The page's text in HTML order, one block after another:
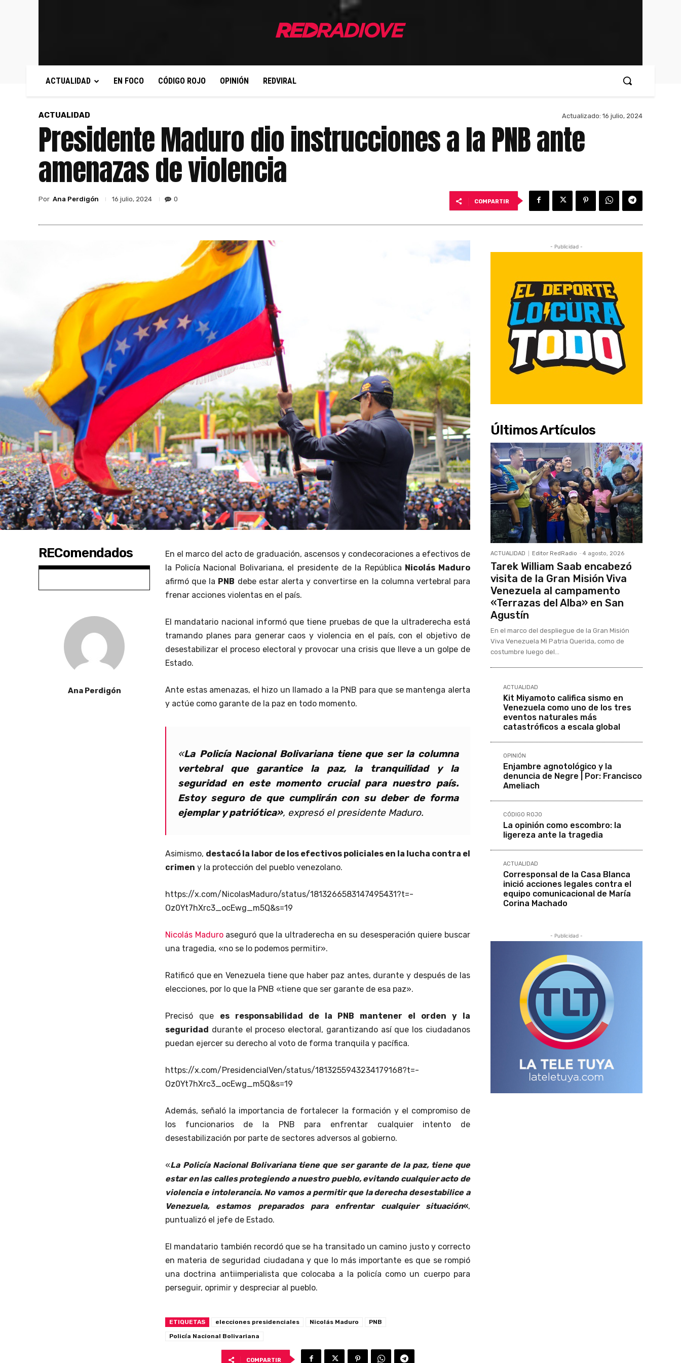
ACTUALIDAD EN FOCO CÓDIGO ROJO OPINIÓN REDVIRAL
ACTUALIDAD Actualizado: 16 julio, 2024
Presidente Maduro dio instrucciones a la PNB ante
amenazas de violencia
Por Ana Perdigón 16 julio, 2024 0 COMPARTIR
REComendados
Ana Perdigón
En el marco del acto de graduación, ascensos y condecoraciones a efectivos de
la Policía Nacional Bolivariana, el presidente de la República Nicolás Maduro
afirmó que la PNB debe estar alerta y convertirse en la columna vertebral para
frenar acciones violentas en el país.
El mandatario nacional informó que tiene pruebas de que la ultraderecha está
tramando planes para generar caos y violencia en el país, con el objetivo de
desestabilizar el proceso electoral y provocar una crisis que lleve a un golpe de
Estado.
Ante estas amenazas, el hizo un llamado a la PNB para que se mantenga alerta
y actúe como garante de la paz en todo momento.
«La Policía Nacional Bolivariana tiene que ser la columna
vertebral que garantice la paz, la tranquilidad y la
seguridad en este momento crucial para nuestro país.
Estoy seguro de que cumplirán con su deber de forma
ejemplar y patriótica», expresó elpresidente Maduro.
Asimismo, destacó la labor de los efectivos policiales en la lucha contra el
crimen y la protección del pueblo venezolano.
https://x.com/NicolasMaduro/status/1813266583147495431?t=-
Oz0Yt7hXrc3_ocEwg_m5Q&s=19
Nicolás Maduroaseguró que la ultraderecha en su desesperación quiere buscar
una tragedia, «no se lo podemos permitir».
Ratificó que en Venezuela tiene que haber paz antes, durante y después de las
elecciones, por lo que la PNB «tiene que ser garante de esa paz».
Precisó que es responsabilidad de la PNB mantener el orden y la
seguridad durante el proceso electoral, garantizando así que los ciudadanos
puedan ejercer su derecho al voto de forma tranquila y pacífica.
https://x.com/PresidencialVen/status/1813255943234179168?t=-
Oz0Yt7hXrc3_ocEwg_m5Q&s=19
Además, señaló la importancia de fortalecer la formación y el compromiso de
los funcionarios de la PNB para enfrentar cualquier intento de
desestabilización por parte de sectores adversos al gobierno.
«La Policía Nacional Bolivariana tiene que ser garante de la paz, tiene que
estar en las calles protegiendo a nuestro pueblo, evitando cualquier acto de
violencia e intolerancia. No vamos a permitir que la derecha desestabilice a
Venezuela, estamos preparados para enfrentar cualquier situación«,
puntualizó el jefe de Estado.
El mandatario también recordó que se ha transitado un camino justo y correcto
en materia de seguridad ciudadana y que lo más importante es que se rompió
una doctrina antiimperialista que colocaba a la policía como un cuerpo para
perseguir, oprimir y despreciar al pueblo.
ETIQUETAS elecciones presidenciales Nicolás Maduro
PNB
Policía Nacional Bolivariana
COMPARTIR
- Publicidad -
Últimos Artículos
ACTUALIDAD Editor RedRadio - 4 agosto, 2026
Tarek William Saab encabezó
visita de la Gran Misión Viva
Venezuela al campamento
«Terrazas del Alba» en San
Agustín
En el marco del despliegue de la Gran Misión
Viva Venezuela Mi Patria Querida, como de
costumbre luego del...
ACTUALIDAD
Kit Miyamoto califica sismo en
Venezuela como uno de los tres
eventos naturales más
catastróficos a escala global
OPINIÓN
Enjambre agnotológico y la
denuncia de Negre | Por: Francisco
Ameliach
CÓDIGO ROJO
La opinión como escombro: la
ligereza ante la tragedia
ACTUALIDAD
Corresponsal de la Casa Blanca
inició acciones legales contra el
equipo comunicacional de María
Corina Machado
- Publicidad -